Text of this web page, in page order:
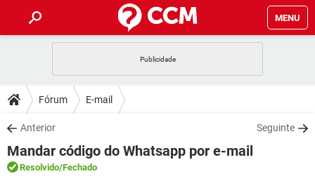
MENU
CELULAR
OUTLOOK
INSTAGRAM GMAIL
GUIA DE COMPRAS
DICAS
JOGOS
OUTLOOK
DOWNLOADS
JOGOS WHATSAPP
CELULAR
FÓRUM
Fórum E-mail
Anterior Seguinte
Mandar código do Whatsapp por e-mail
Resolvido/Fechado